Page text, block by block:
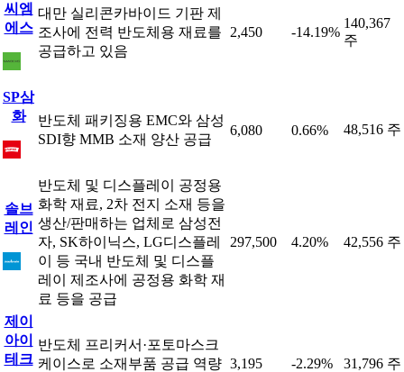
씨엠
에스
대만 실리콘카바이드 기판 제
조사에 전력 반도체용 재료를
공급하고 있음
2,450 -14.19%
140,367
주
SP삼
화
반도체 패키징용 EMC와 삼성
SDI향 MMB 소재 양산 공급
6,080 0.66% 48,516 주
솔브
레인
반도체 및 디스플레이 공정용
화학 재료, 2차 전지 소재 등을
생산/판매하는 업체로 삼성전
자, SK하이닉스, LG디스플레
이 등 국내 반도체 및 디스플
레이 제조사에 공정용 화학 재
료 등을 공급
297,500 4.20% 42,556 주
제이
아이
테크
반도체 프리커서·포토마스크
케이스로 소재부품 공급 역량 3,195 -2.29% 31,796 주